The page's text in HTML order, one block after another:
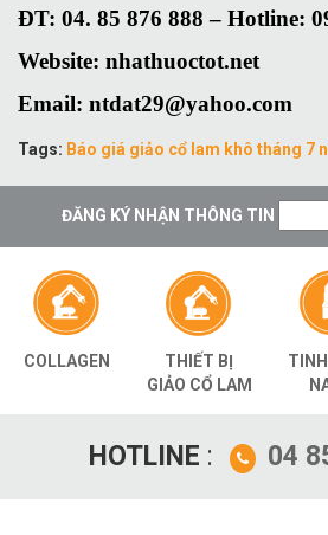
ĐT: 04. 85 876 888 – Hotline:
Website: nhathuoctot.net
Email: ntdat29@yahoo.com
Tags: Báo giá giảo cổ lam khô tháng 7
ĐĂNG KÝ NHẬN THÔNG TIN
COLLAGEN
THIẾT BỊ
GIẢO CỔ LAM
HOTLINE : 04